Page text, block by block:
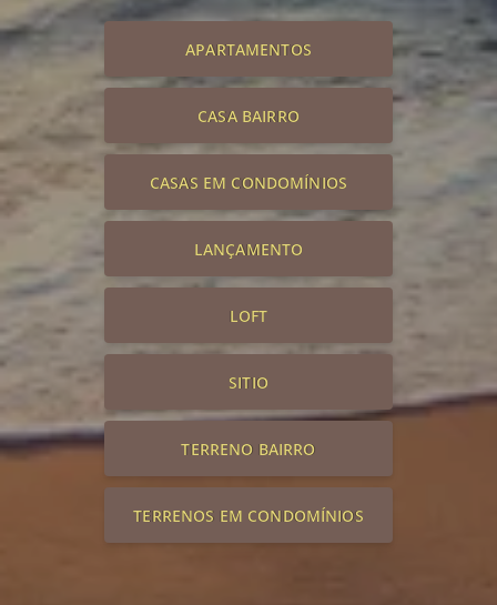
APARTAMENTOS
CASA BAIRRO
CASAS EM CONDOMÍNIOS
LANÇAMENTO
LOFT
SITIO
TERRENO BAIRRO
TERRENOS EM CONDOMÍNIOS